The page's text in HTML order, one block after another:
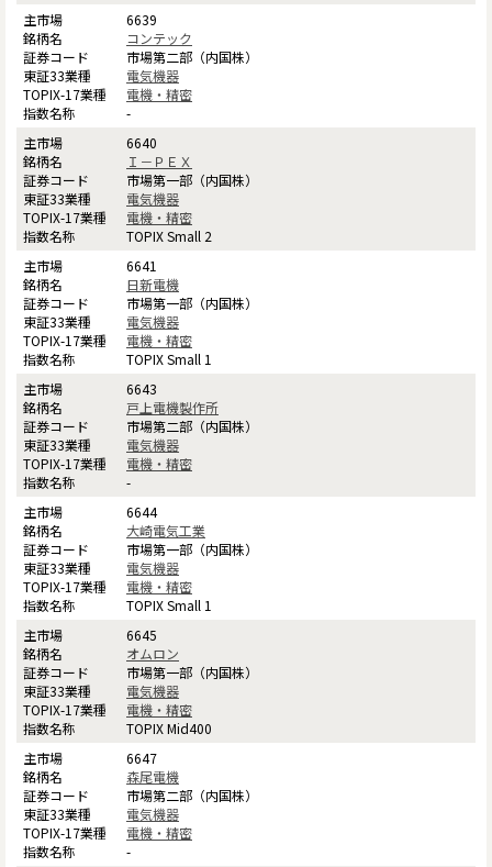
6639
コンテック
市場第二部（内国株）
電気機器
電機・精密
-
6640
Ｉ－ＰＥＸ
市場第一部（内国株）
電気機器
電機・精密
TOPIX Small 2
6641
日新電機
市場第一部（内国株）
電気機器
電機・精密
TOPIX Small 1
6643
戸上電機製作所
市場第二部（内国株）
電気機器
電機・精密
-
6644
大崎電気工業
市場第一部（内国株）
電気機器
電機・精密
TOPIX Small 1
6645
オムロン
市場第一部（内国株）
電気機器
電機・精密
TOPIX Mid400
6647
森尾電機
市場第二部（内国株）
電気機器
電機・精密
-